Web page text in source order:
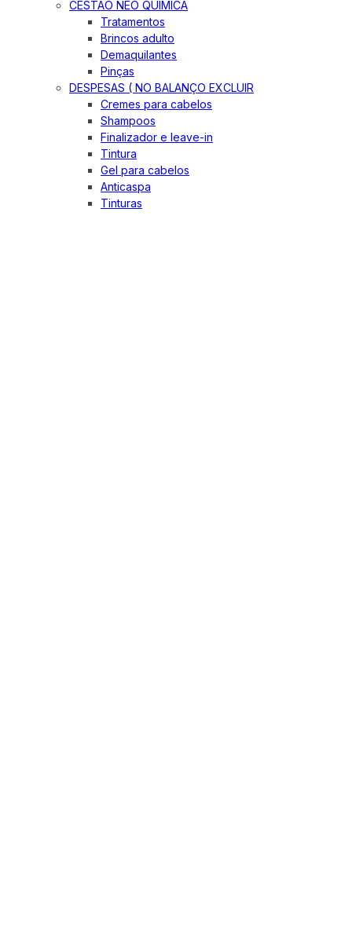
CESTÃO NEO QUIMICA
Tratamentos
Brincos adulto
Demaquilantes
Pinças
DESPESAS ( NO BALANÇO EXCLUIR
Cremes para cabelos
Shampoos
Finalizador e leave-in
Tintura
Gel para cabelos
Anticaspa
Tinturas